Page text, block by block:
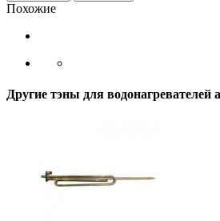
Похожие
Другие тэны для водонагревателей